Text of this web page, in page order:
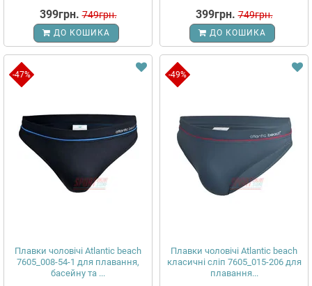
399грн. 749грн.
ДО КОШИКА
399грн. 749грн.
ДО КОШИКА
-47%
Плавки чоловічі Atlantic beach
7605_008-54-1 для плавання,
басейну та ...
-49%
Плавки чоловічі Atlantic beach
класичні сліп 7605_015-206 для
плавання...